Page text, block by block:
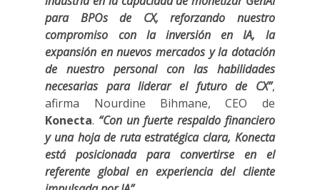
para BPOs de CX, reforzando nuestro
compromiso con la inversión en IA, la
expansión en nuevos mercados y la dotación
de nuestro personal con las habilidades
necesarias para liderar el futuro de CX”,
afirma Nourdine Bihmane, CEO de
Konecta. “Con un fuerte respaldo financiero
y una hoja de ruta estratégica clara, Konecta
está posicionada para convertirse en el
referente global en experiencia del cliente